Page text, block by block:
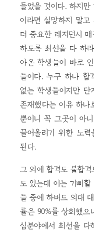
들었을 것이다. 하지
이라면 실망하지 말고
더 중요한 레지던시
하도록 최선을 다 하
아온 학생들이 바로
들이다. 누구 하나 합
없는 학생들이지만
존재했다는 이유 하나
뿐이니 꼭 그곳이 아
끌어올리기 위한 노력
된다.
그 외에 합격도 불합
도 있는데 이는 기뻐할
들 중에 하버드 의대
률은 90%를 상회했으
심분야에서 최선을 다